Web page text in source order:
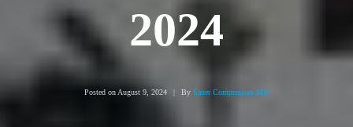
2024
Posted on August 9, 2024 By Sauer Compressors MX